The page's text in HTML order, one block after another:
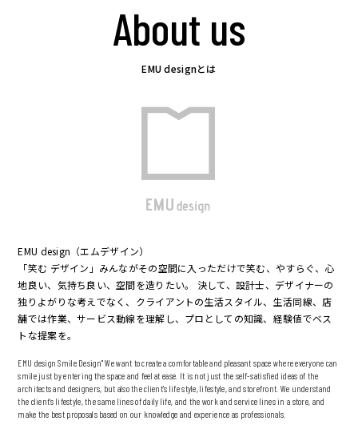
About us
EMU designとは
EMU design（エムデザイン）
「笑む デザイン」みんながその空間に入っただけで笑む、やすらぐ、心
地良い、気持ち良い、空間を造りたい。 決して、設計士、デザイナーの
独りよがりな考えでなく、クライアントの生活スタイル、生活同線、店
舗では作業、サービス動線を理解し、プロとしての知識、経験値でベス
トな提案を。
EMU design Smile Design" We want to create a comfortable and pleasant space where everyone can
smile just by entering the space and feel at ease. It is not just the self-satisfied ideas of the
architects and designers, but also the client's life style, lifestyle, and storefront. We understand
the client's lifestyle, the same lines of daily life, and the work and service lines in a store, and
make the best proposals based on our knowledge and experience as professionals.